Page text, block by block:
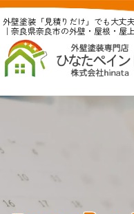
外壁塗装「見積りだけ」でも大丈
｜奈良県奈良市の外壁・屋根・屋